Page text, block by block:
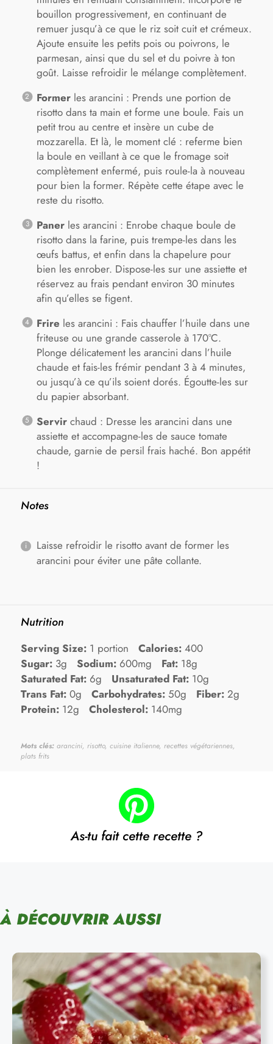
bouillon progressivement, en continuant de
remuer jusqu’à ce que le riz soit cuit et crémeux.
Ajoute ensuite les petits pois ou poivrons, le
parmesan, ainsi que du sel et du poivre à ton
goût. Laisse refroidir le mélange complètement.
Formerles arancini : Prends une portion de
risotto dans ta main et forme une boule. Fais un
petit trou au centre et insère un cube de
mozzarella. Et là, le moment clé : referme bien
la boule en veillant à ce que le fromage soit
complètement enfermé, puis roule-la à nouveau
pour bien la former. Répète cette étape avec le
reste du risotto.
Panerles arancini : Enrobe chaque boule de
risotto dans la farine, puis trempe-les dans les
œufs battus, et enfin dans la chapelure pour
bien les enrober. Dispose-les sur une assiette et
réservez au frais pendant environ 30 minutes
afin qu’elles se figent.
Frire les arancini : Fais chauffer l’huile dans une
friteuse ou une grande casserole à 170°C.
Plonge délicatement les arancini dans l’huile
chaude et fais-les frémir pendant 3 à 4 minutes,
ou jusqu’à ce qu’ils soient dorés. Égoutte-les sur
du papier absorbant.
Servirchaud : Dresse les arancini dans une
assiette et accompagne-les de sauce tomate
chaude, garnie de persil frais haché. Bon appétit
!
Notes
Laisse refroidir le risotto avant de former les
arancini pour éviter une pâte collante.
Nutrition
Serving Size: 1 portion Calories: 400
Sugar: 3g Sodium: 600mg Fat: 18g
Saturated Fat: 6g Unsaturated Fat: 10g
Trans Fat: 0g Carbohydrates: 50g Fiber: 2g
Protein: 12g Cholesterol: 140mg
Mots clés: arancini, risotto, cuisine italienne, recettes végétariennes,
plats frits
As-tu fait cette recette ?
À DÉCOUVRIR AUSSI